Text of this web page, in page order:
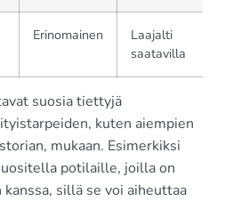
Erinomainen
Laajalti
saatavilla
suosia tiettyjä
kuten aiempien
mukaan. Esimerkiksi
potilaille, joilla on
sillä se voi aiheuttaa